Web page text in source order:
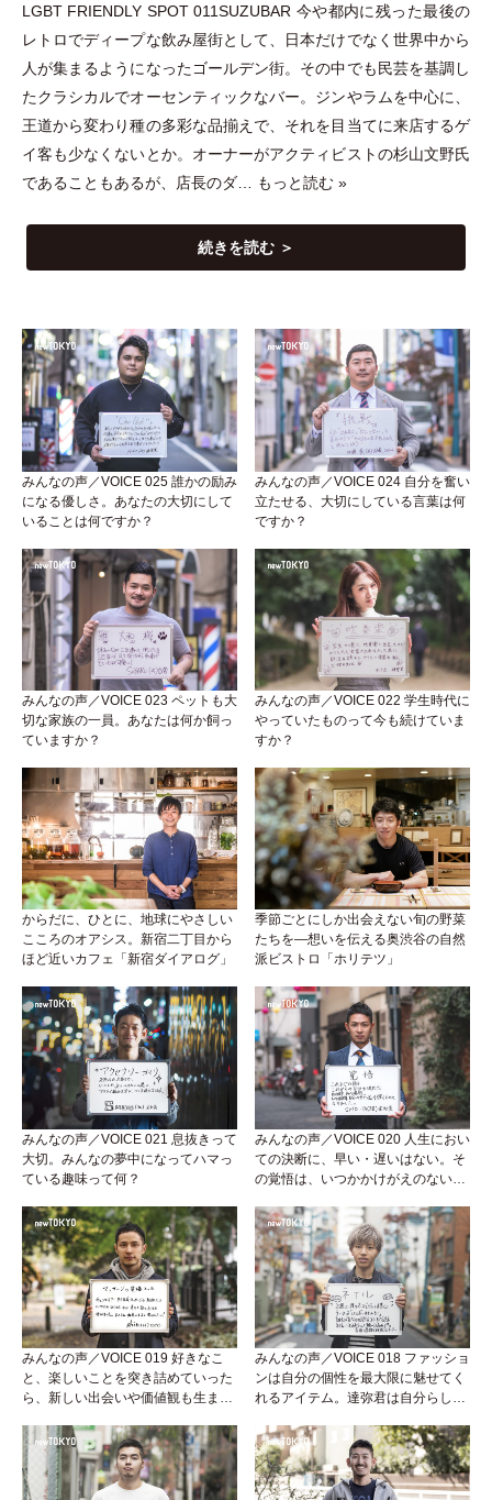
LGBT FRIENDLY SPOT 011SUZUBAR 今や都内に残った最後の
レトロでディープな飲み屋街として、日本だけでなく世界中から
人が集まるようになったゴールデン街。その中でも民芸を基調し
たクラシカルでオーセンティックなバー。ジンやラムを中心に、
王道から変わり種の多彩な品揃えで、それを目当てに来店するゲ
イ客も少なくないとか。オーナーがアクティビストの杉山文野氏
であることもあるが、店長のダ…
もっと読む »
続きを読む ＞
みんなの声／VOICE 025 誰かの励み
になる優しさ。あなたの大切にして
いることは何ですか？
みんなの声／VOICE 024 自分を奮い
立たせる、大切にしている言葉は何
ですか？
みんなの声／VOICE 023 ペットも大
切な家族の一員。あなたは何か飼っ
ていますか？
みんなの声／VOICE 022 学生時代に
やっていたものって今も続けていま
すか？
からだに、ひとに、地球にやさしい
こころのオアシス。新宿二丁目から
ほど近いカフェ「新宿ダイアログ」
季節ごとにしか出会えない旬の野菜
たちを―想いを伝える奥渋谷の自然
派ビストロ「ホリテツ」
みんなの声／VOICE 021 息抜きって
大切。みんなの夢中になってハマっ
ている趣味って何？
みんなの声／VOICE 020 人生におい
ての決断に、早い・遅いはない。そ
の覚悟は、いつかかけがえのない宝
みんなの声／VOICE 019 好きなこ
と、楽しいことを突き詰めていった
ら、新しい出会いや価値観も生まれ
ね！
みんなの声／VOICE 018 ファッショ
ンは自分の個性を最大限に魅せてく
れるアイテム。達弥君は自分らしく